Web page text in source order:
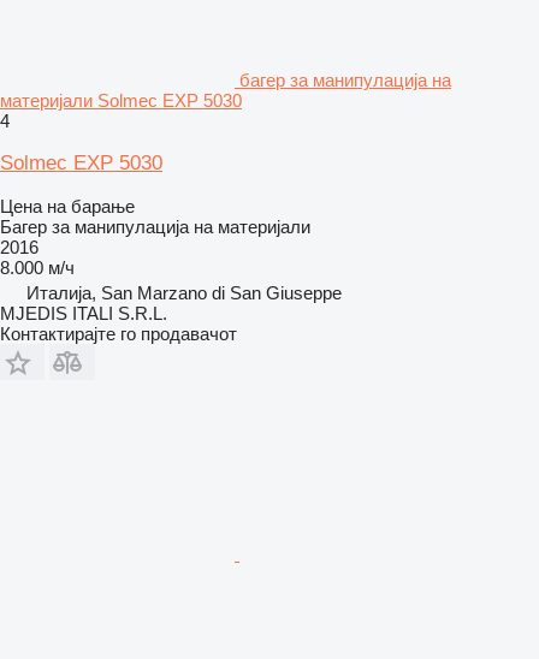
багер за манипулација на
материјали Solmec EXP 5030
4
Solmec EXP 5030
Цена на барање
Багер за манипулација на материјали
2016
8.000 м/ч
Италија, San Marzano di San Giuseppe
MJEDIS ITALI S.R.L.
Контактирајте го продавачот